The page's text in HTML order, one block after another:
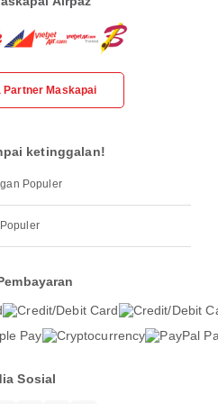
Partner Maskapai
ketinggalan!
Populer
Sosial